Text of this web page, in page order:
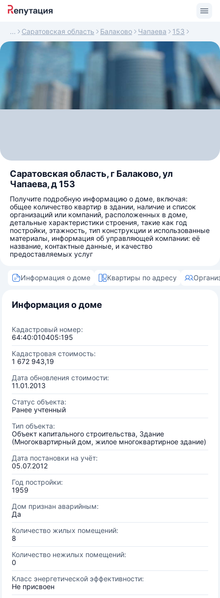
Саратовская область Балаково Чапаева 153
Саратовская область, г Балаково, ул
Чапаева, д 153
Получите подробную информацию о доме, включая:
общее количество квартир в здании, наличие и список
организаций или компаний, расположенных в доме,
детальные характеристики строения, такие как год
постройки, этажность, тип конструкции и использованные
материалы, информация об управляющей компании: её
название, контактные данные, и качество
предоставляемых услуг
Информация о доме Квартиры по адресу
Информация о доме
Кадастровый номер:
64:40:010405:195
Кадастровая стоимость:
1 672 943,19
Дата обновления стоимости:
11.01.2013
Статус объекта:
Ранее учтенный
Тип объекта:
Объект капитального строительства, Здание
(Многоквартирный дом, жилое многоквартирное здание)
Дата постановки на учёт:
05.07.2012
Год постройки:
1959
Дом признан аварийным:
Да
Количество жилых помещений:
8
Количество нежилых помещений:
0
Класс энергетической эффективности:
Не присвоен